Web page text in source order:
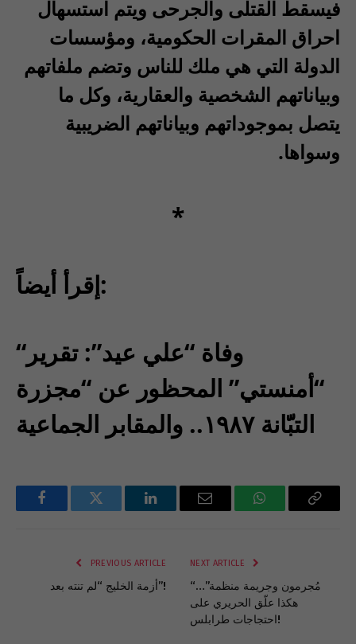
فيسقط القتلى والجرحى ويتم استسهال
احراق المقرات الحكومية، ومؤسسات
الدولة التي هي ملك للناس وتضم ملفاتهم
وبياناتهم الشخصية والعقارية، وكل ما
يتصل بموجوداتهم وبياناتهم الضريبية
وسواها.
*
إقرأ أيضاً:
“وفاة “علي عيد”: تقرير
“أمنستي” المحظور عن “مجزرة
التبّّانة ١٩٨٧.. والمقابر الجماعية
FacebookTwitter LinkedInEmail WhatsAppCopy
PREVIOUS ARTICLE
أزمة الخليج “لم تنته بعد”!
NEXT ARTICLE
“مُجرمون وجريمة منظمة”…
هكذا علّق الحريري على
احتجاجات طرابلس!